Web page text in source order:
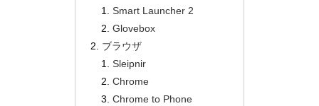
Smart Launcher 2
Glovebox
ブラウザ
Sleipnir
Chrome
Chrome to Phone